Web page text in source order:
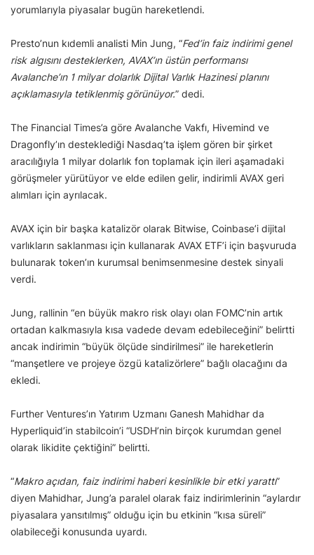
yorumlarıyla piyasalar bugün hareketlendi.
Presto’nun kıdemli analisti Min Jung, “Fed’in faiz indirimi genel
risk algısını desteklerken, AVAX’ın üstün performansı
Avalanche’ın 1 milyar dolarlık Dijital Varlık Hazinesi planını
açıklamasıyla tetiklenmiş görünüyor.” dedi.
The Financial Times’a göre Avalanche Vakfı, Hivemind ve
Dragonfly’ın desteklediği Nasdaq’ta işlem gören bir şirket
aracılığıyla 1 milyar dolarlık fon toplamak için ileri aşamadaki
görüşmeler yürütüyor ve elde edilen gelir, indirimli AVAX geri
alımları için ayrılacak.
AVAX için bir başka katalizör olarak Bitwise, Coinbase’i dijital
varlıkların saklanması için kullanarak AVAX ETF’i için başvuruda
bulunarak token’ın kurumsal benimsenmesine destek sinyali
verdi.
Jung, rallinin “en büyük makro risk olayı olan FOMC’nin artık
ortadan kalkmasıyla kısa vadede devam edebileceğini” belirtti
ancak indirimin “büyük ölçüde sindirilmesi” ile hareketlerin
“manşetlere ve projeye özgü katalizörlere” bağlı olacağını da
ekledi.
Further Ventures’ın Yatırım Uzmanı Ganesh Mahidhar da
Hyperliquid’in stabilcoin’i “USDH’nin birçok kurumdan genel
olarak likidite çektiğini” belirtti.
“Makro açıdan, faiz indirimi haberi kesinlikle bir etki yarattı”
diyen Mahidhar, Jung’a paralel olarak faiz indirimlerinin “aylardır
piyasalara yansıtılmış” olduğu için bu etkinin “kısa süreli”
olabileceği konusunda uyardı.